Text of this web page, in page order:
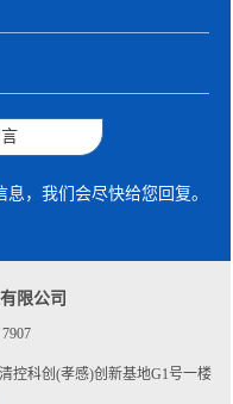
，我们会尽快给您回复。
限公司
控科创(孝感)创新基地G1号一楼